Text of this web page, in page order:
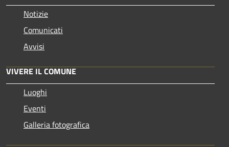
Notizie
Comunicati
Avvisi
VIVERE IL COMUNE
Luoghi
Eventi
Galleria fotografica